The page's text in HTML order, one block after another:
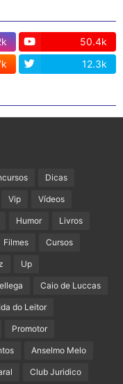
50.4k
12.3k
Dicas
Vip Vídeos
Humor Livros
Filmes Cursos
Up
Caio de Luccas
do Leitor
Promotor
Anselmo Melo
Club Juridico